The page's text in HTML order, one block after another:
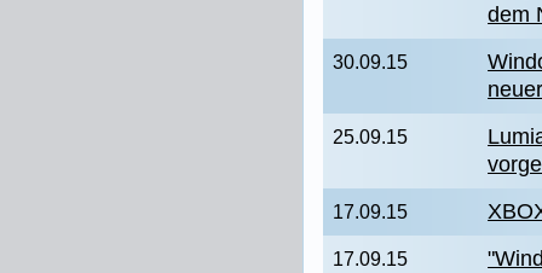
dem
30.09.15
25.09.15
17.09.15
17.09.15